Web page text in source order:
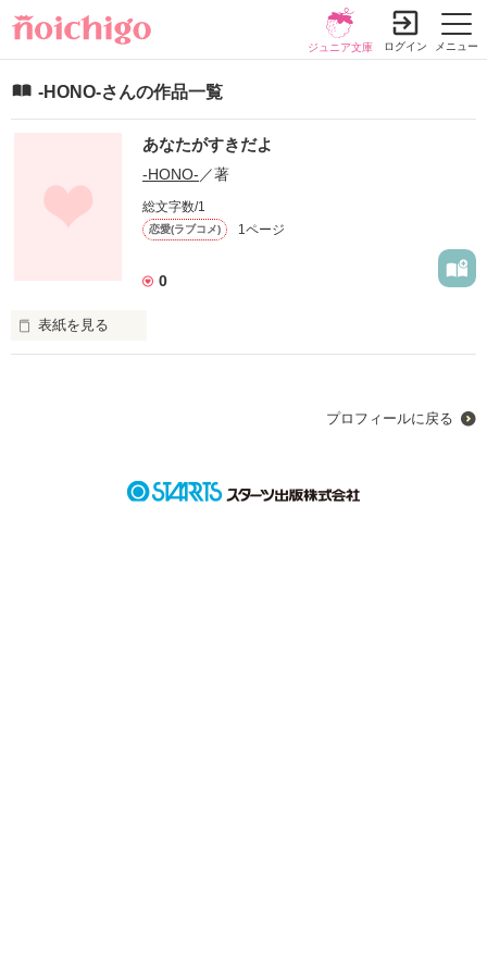
メニュー
ジュニア文庫 ログイン
‐HONO‐さんの作品一覧
あなたがすきだよ
‐HONO‐ ／著
総文字数/1
恋愛(ラブコメ) 1ページ
0
表紙を見る
プロフィールに戻る